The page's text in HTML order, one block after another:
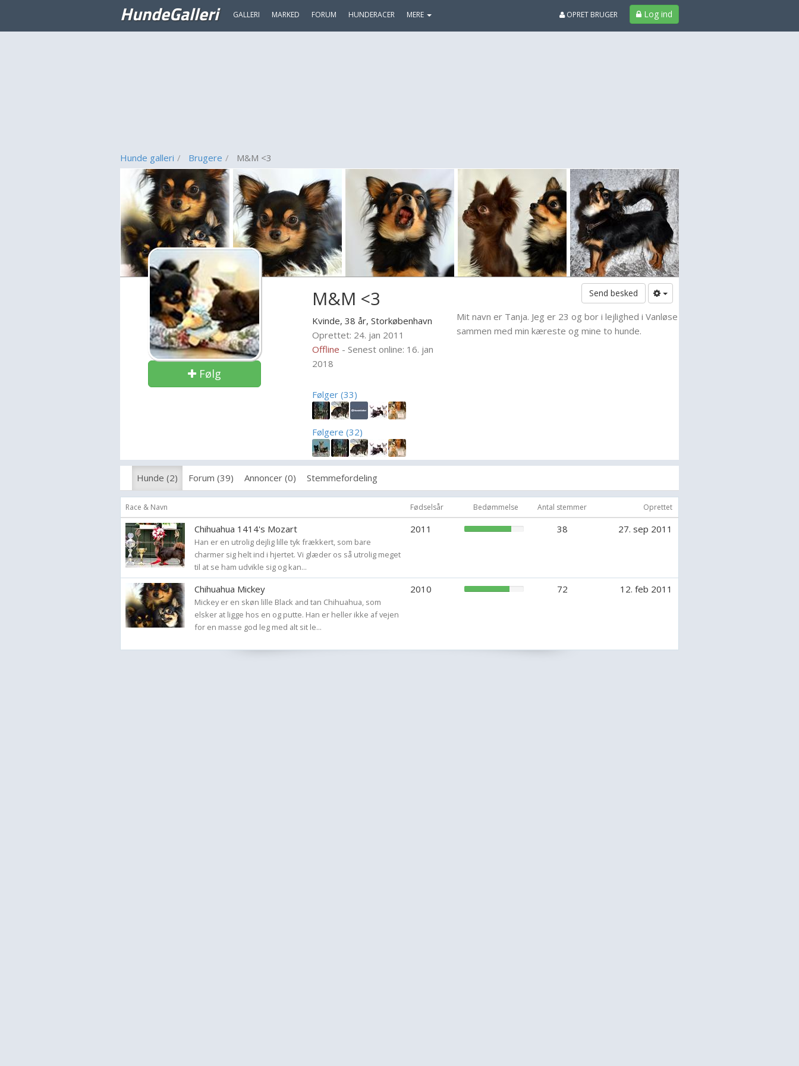
HundeGalleri GALLERI MARKED FORUM HUNDERACER MERE Log ind
OPRET BRUGER
Hunde galleri Brugere M&M <3
Følg
M&M <3
Kvinde, 38 år,Storkøbenhavn
Oprettet: 24. jan 2011
Offline - Senest online: 16. jan
2018
Følger (33)
Følgere (32)
Send besked
Mit navn er Tanja. Jeg er 23 og bor i lejlighed i Vanløse
sammen med min kæreste og mine to hunde.
Hunde (2) Forum (39) Annoncer (0) Stemmefordeling
Race & Navn Fødselsår Bedømmelse Antal stemmer Oprettet
Chihuahua 1414's Mozart
Han er en utrolig dejlig lille tyk frækkert, som bare
charmer sig helt ind i hjertet. Vi glæder os så utrolig meget
til at se ham udvikle sig og kan...
2011 38 27. sep 2011
Chihuahua Mickey
Mickey er en skøn lille Black and tan Chihuahua, som
elsker at ligge hos en og putte. Han er heller ikke af vejen
for en masse god leg med alt sit le...
2010 72 12. feb 2011